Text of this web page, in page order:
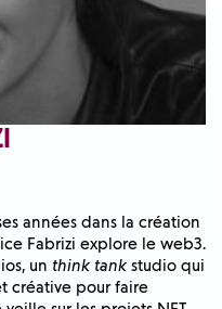
années dans la création
Fabrizi explore le web3.
un think tank studio qui
créative pour faire